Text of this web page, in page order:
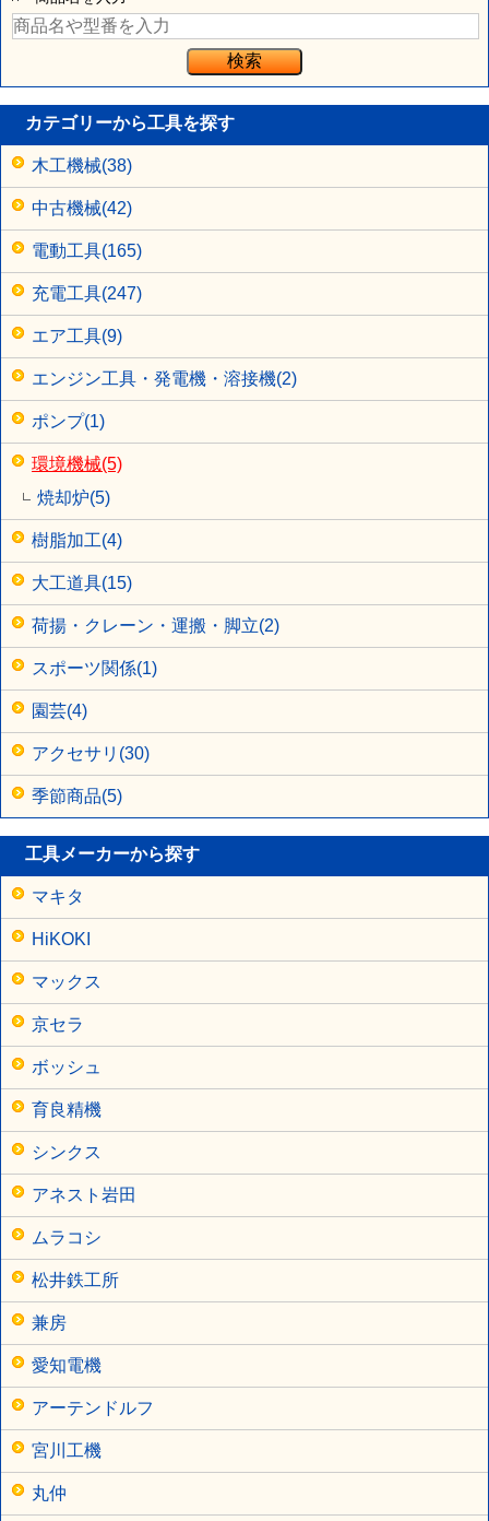
カテゴリーから工具を探す
木工機械(38)
中古機械(42)
電動工具(165)
充電工具(247)
エア工具(9)
エンジン工具・発電機・溶接機(2)
ポンプ(1)
環境機械(5)
焼却炉(5)
樹脂加工(4)
大工道具(15)
荷揚・クレーン・運搬・脚立(2)
スポーツ関係(1)
園芸(4)
アクセサリ(30)
季節商品(5)
工具メーカーから探す
マキタ
HiKOKI
マックス
京セラ
ボッシュ
育良精機
シンクス
アネスト岩田
ムラコシ
松井鉄工所
兼房
愛知電機
アーテンドルフ
宮川工機
丸仲